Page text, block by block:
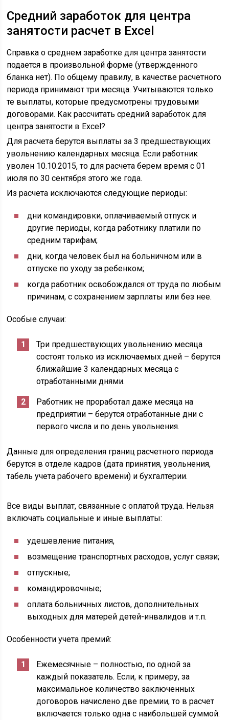
Средний заработок для центра
занятости расчет в Excel
Справка о среднем заработке для центра занятости
подается в произвольной форме (утвержденного
бланка нет). По общему правилу, в качестве расчетного
периода принимают три месяца. Учитываются только
те выплаты, которые предусмотрены трудовыми
договорами. Как рассчитать средний заработок для
центра занятости в Excel?
Для расчета берутся выплаты за 3 предшествующих
увольнению календарных месяца. Если работник
уволен 10.10.2015, то для расчета берем время с 01
июля по 30 сентября этого же года.
Из расчета исключаются следующие периоды:
дни командировки, оплачиваемый отпуск и
другие периоды, когда работнику платили по
средним тарифам;
дни, когда человек был на больничном или в
отпуске по уходу за ребенком;
когда работник освобождался от труда по любым
причинам, с сохранением зарплаты или без нее.
Особые случаи:
Три предшествующих увольнению месяца
состоят только из исключаемых дней – берутся
ближайшие 3 календарных месяца с
отработанными днями.
Работник не проработал даже месяца на
предприятии – берутся отработанные дни с
первого числа и по день увольнения.
Данные для определения границ расчетного периода
берутся в отделе кадров (дата принятия, увольнения,
табель учета рабочего времени) и бухгалтерии.
Все виды выплат, связанные с оплатой труда. Нельзя
включать социальные и иные выплаты:
удешевление питания,
возмещение транспортных расходов, услуг связи;
отпускные;
командировочные;
оплата больничных листов, дополнительных
выходных для матерей детей-инвалидов и т.п.
Особенности учета премий:
Ежемесячные – полностью, по одной за
каждый показатель. Если, к примеру, за
максимальное количество заключенных
договоров начислено две премии, то в расчет
включается только одна с наибольшей суммой.